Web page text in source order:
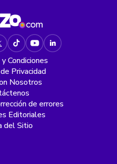
Condiciones
Privacidad
Nosotros
de errores
Editoriales
del Sitio